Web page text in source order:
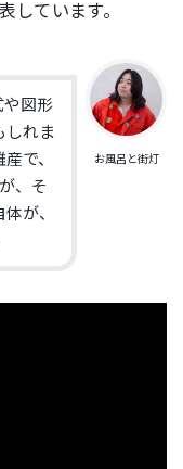
しています。
お風呂と街灯
や図形
しれま
で、
、そ
が、